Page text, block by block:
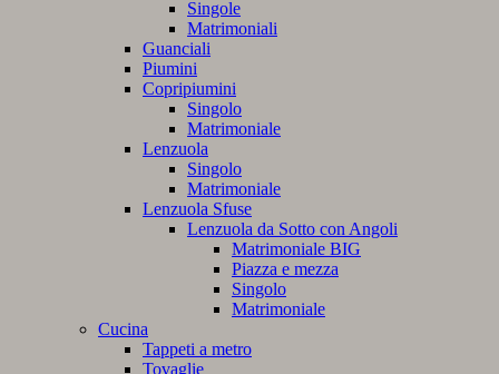
Singole
Matrimoniali
Guanciali
Piumini
Copripiumini
Singolo
Matrimoniale
Lenzuola
Singolo
Matrimoniale
Lenzuola Sfuse
Lenzuola da Sotto con Angoli
Matrimoniale BIG
Piazza e mezza
Singolo
Matrimoniale
Cucina
Tappeti a metro
Tovaglie